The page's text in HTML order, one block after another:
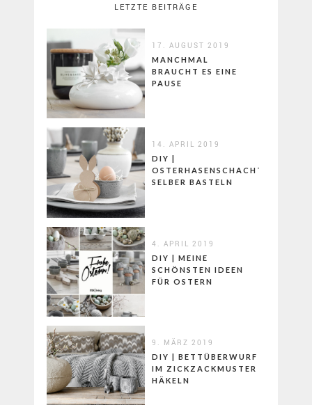
LETZTE BEITRÄGE
17. AUGUST 2019
MANCHMAL
BRAUCHT ES EINE
PAUSE
14. APRIL 2019
DIY |
OSTERHASENSCHACHTELN
SELBER BASTELN
4. APRIL 2019
DIY | MEINE
SCHÖNSTEN IDEEN
FÜR OSTERN
9. MÄRZ 2019
DIY | BETTÜBERWURF
IM ZICKZACKMUSTER
HÄKELN